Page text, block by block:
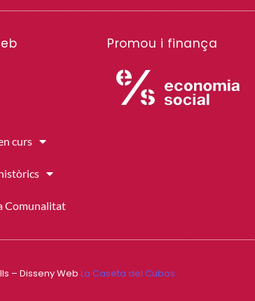
curs
Comunalitat
Promou i finança
– Disseny Web La Caseta del Cubos